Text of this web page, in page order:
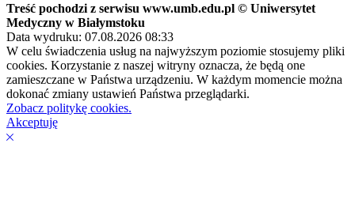
Treść pochodzi z serwisu www.umb.edu.pl © Uniwersytet
Medyczny w Białymstoku
Data wydruku: 07.08.2026 08:33
W celu świadczenia usług na najwyższym poziomie stosujemy pliki
cookies. Korzystanie z naszej witryny oznacza, że będą one
zamieszczane w Państwa urządzeniu. W każdym momencie można
dokonać zmiany ustawień Państwa przeglądarki.
Zobacz politykę cookies.
Akceptuję